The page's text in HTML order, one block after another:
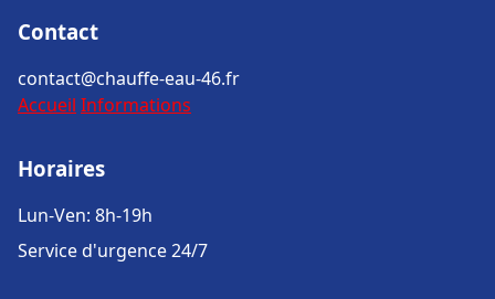
Contact
contact@chauffe-eau-46.fr
Accueil Informations
Horaires
Lun-Ven: 8h-19h
Service d'urgence 24/7